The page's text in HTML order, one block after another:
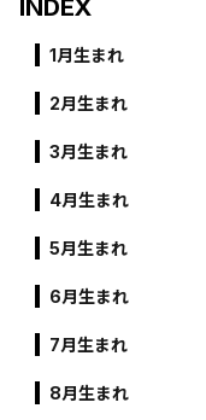
INDEX
1月生まれ
2月生まれ
3月生まれ
4月生まれ
5月生まれ
6月生まれ
7月生まれ
8月生まれ